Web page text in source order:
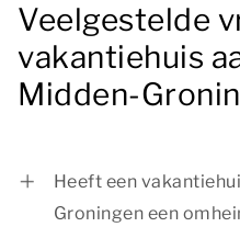
Veelgestelde
vakantiehuis
Midden-
Heeft een
Groningen een